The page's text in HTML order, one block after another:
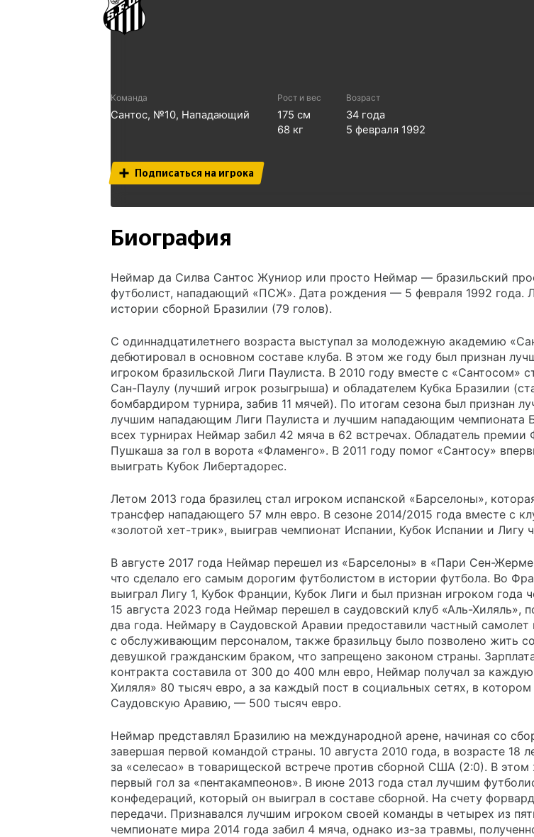
Команда
Сантос, №10, Нападающий
Рост и вес
175 см
68 кг
Возраст
34 года
5 февраля 1992
Подписаться на игрока
Биография
Неймар да Силва Сантос Жуниор или просто Неймар — бразильский
футболист, нападающий «ПСЖ». Дата рождения — 5 февраля 1992 года.
истории сборной Бразилии (79 голов).
С одиннадцатилетнего возраста выступал за молодежную академию
дебютировал в основном составе клуба. В этом же году был признан
игроком бразильской Лиги Паулиста. В 2010 году вместе с «Сантосом»
Сан-Паулу (лучший игрок розыгрыша) и обладателем Кубка Бразилии
бомбардиром турнира, забив 11 мячей). По итогам сезона был признан
лучшим нападающим Лиги Паулиста и лучшим нападающим чемпионата
всеx турнираx Неймар забил 42 мяча в 62 встречаx. Обладатель
Пушкаша за гол в ворота «Фламенго». В 2011 году помог «Сантосу»
выиграть Кубок Либертадорес.
Летом 2013 года бразилец стал игроком испанской «Барселоны»,
трансфер нападающего 57 млн евро. В сезоне 2014/2015 года вместе с
«золотой хет-трик», выиграв чемпионат Испании, Кубок Испании и Лигу
В августе 2017 года Неймар перешел из «Барселоны» в «Пари Сен-
что сделало его самым дорогим футболистом в истории футбола. Во
выиграл Лигу 1, Кубок Франции, Кубок Лиги и был признан игроком года
15 августа 2023 года Неймар перешел в саудовский клуб «Аль-Хиляль»,
два года. Неймару в Саудовской Аравии предоставили частный
с обслуживающим персоналом, также бразильцу было позволено жить
девушкой гражданским браком, что запрещено законом страны.
контракта составила от 300 до 400 млн евро, Неймар получал за
Хиляля» 80 тысяч евро, а за каждый пост в социальных сетях, в котором
Саудовскую Аравию, — 500 тысяч евро.
Неймар представлял Бразилию на международной арене, начиная со
завершая первой командой страны. 10 августа 2010 года, в возрасте 18
за «селесао» в товарищеской встрече против сборной США (2:0). В этом
первый гол за «пентакампеонов». В июне 2013 года стал лучшим
конфедераций, который он выиграл в составе сборной. На счету
передачи. Признавался лучшим игроком своей команды в четырех из
чемпионате мира 2014 года забил 4 мяча, однако из-за травмы,